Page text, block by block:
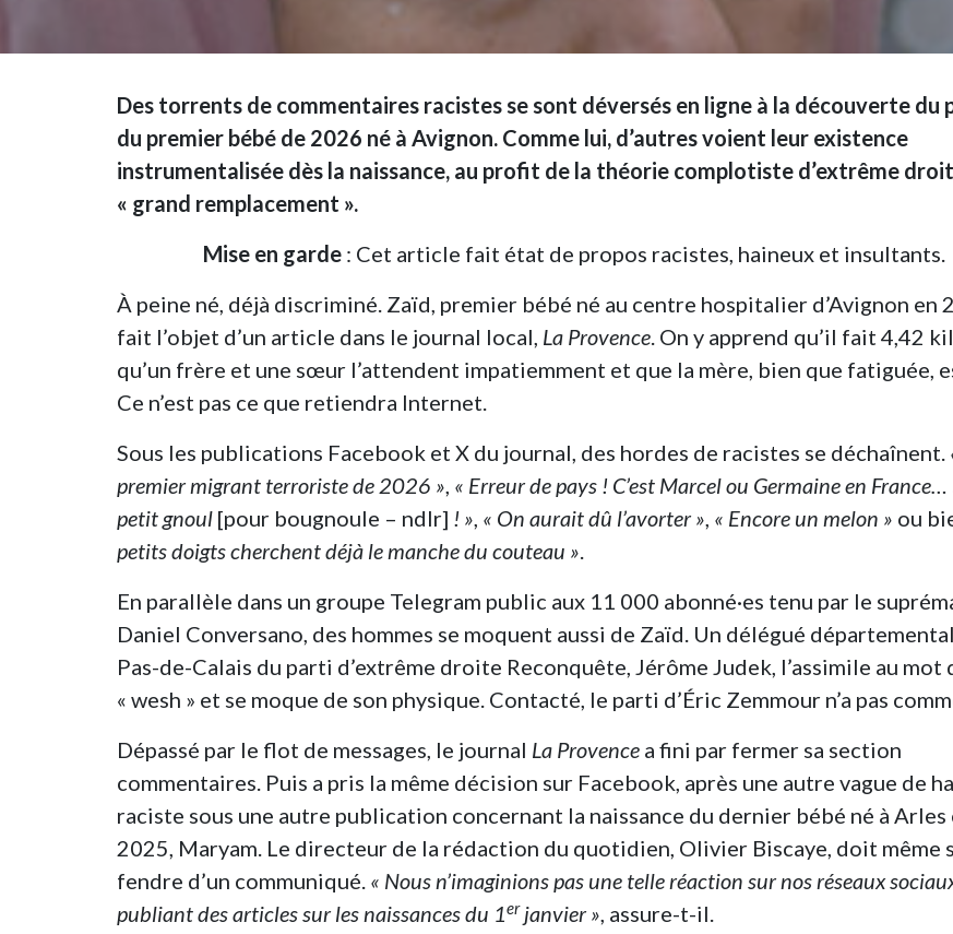
Des torrents de commentaires racistes se sont déversés en ligne à la découverte du
du premier bébé de 2026 né à Avignon. Comme lui, d’autres voient leur existence
instrumentalisée dès la naissance, au profit de la théorie complotiste d’extrême
« grand remplacement ».
Mise en garde: Cet article fait état de propos racistes, haineux et insultants.
À peine né, déjà discriminé. Zaïd, premier bébé né au centre hospitalier d’Avignon en
fait l’objet d’un article dans le journal local, La Provence. On y apprend qu’il fait 4,42
qu’un frère et une sœur l’attendent impatiemment et que la mère, bien que fatiguée,
Ce n’est pas ce que retiendra Internet.
Sous les publications Facebook et X du journal, des hordes de racistes se déchaînent.
premier migrant terroriste de 2026 », « Erreur de pays ! C’est Marcel ou Germaine en France…
petit gnoul [pour bougnoule – ndlr] ! », « On aurait dû l’avorter », « Encore un melon » ou
petits doigts cherchent déjà le manche du couteau ».
En parallèle dans un groupe Telegram public aux 11 000 abonné·es tenu par le
Daniel Conversano, des hommes se moquent aussi de Zaïd. Un délégué
Pas-de-Calais du parti d’extrême droite Reconquête, Jérôme Judek, l’assimile au mot
« wesh » et se moque de son physique. Contacté, le parti d’Éric Zemmour n’a pas
Dépassé par le flot de messages, le journal La Provence a fini par fermer sa section
commentaires. Puis a pris la même décision sur Facebook, après une autre vague de
raciste sous une autre publication concernant la naissance du dernier bébé né à Arles
2025, Maryam. Le directeur de la rédaction du quotidien, Olivier Biscaye, doit même
fendre d’un communiqué. « Nous n’imaginions pas une telle réaction sur nos réseaux
publiant des articles sur les naissances du 1erjanvier », assure-t-il.